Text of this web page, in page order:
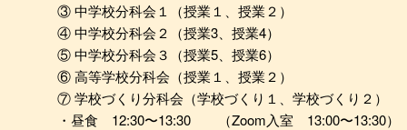
③ 中学校分科会１（授業１、授業２）
④ 中学校分科会２（授業3、授業4）
⑤ 中学校分科会３（授業5、授業6）
⑥ 高等学校分科会（授業１、授業２）
⑦ 学校づくり分科会（学校づくり１、学校づくり２）
・昼食 12:30〜13:30 （Zoom入室 13:00〜13:30）